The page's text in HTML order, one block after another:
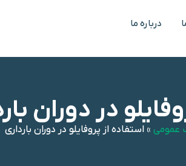
درباره ما
در دوران
عمومی »استفاده از پروفایلو در دوران بارداری